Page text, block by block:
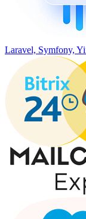
Laravel, Symfony,